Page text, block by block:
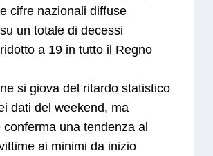
cifre nazionali diffuse
un totale di decessi
a 19 in tutto il Regno
si giova del ritardo statistico
dati del weekend, ma
una tendenza al
ai minimi da inizio